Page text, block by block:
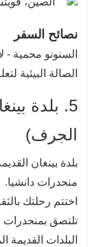
نصائح السفر
السنونو محمية -
الصالة البيئية
5. بلدة
الجرف)
بلدة بينغان
منحدرات دانشيا.
اختتم رحلتك
تلتصق
البلدات